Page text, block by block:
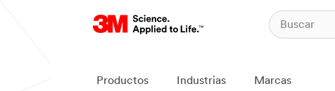
Productos Industrias Marcas